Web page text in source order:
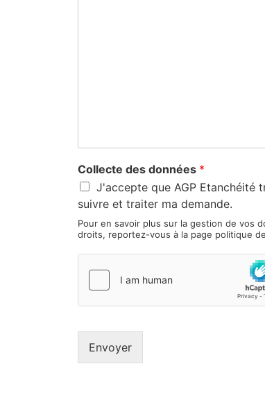
Collecte des données *
J'accepte que AGP Etanchéité
suivre et traiter ma demande.
Pour en savoir plus sur la gestion de vos
droits, reportez-vous à la page politique
Envoyer